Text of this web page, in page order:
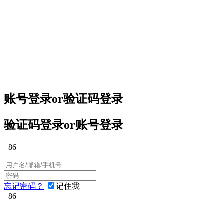
账号登录or验证码登录
验证码登录or账号登录
+86
忘记密码？
记住我
+86